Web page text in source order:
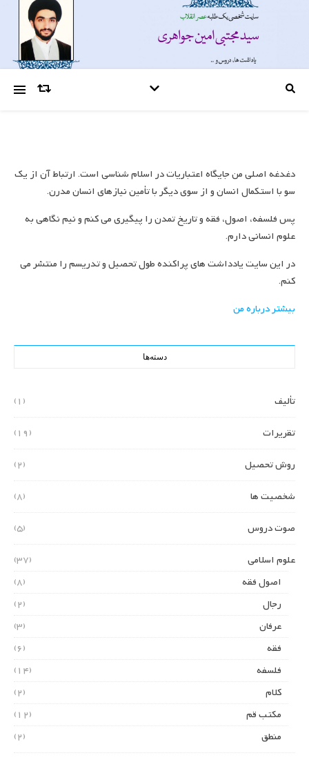
دغدغه اصلی من جایگاه اعتباریات در اسلام شناسی است. ارتباط آن از یک
سو با استکمال انسان و از سوی دیگر با تأمین نیازهای انسان مدرن.
پس فلسفه، اصول، فقه و تاریخ تمدن را پیگیری می کنم و نیم نگاهی به
علوم انسانی دارم.
در این سایت یادداشت های پراکنده طول تحصیل و تدریسم را منتشر می
کنم.
بیشتر درباره من
دسته‌ها
تألیف
(1)
تقریرات
(19)
روش تحصیل
(2)
شخصیت ها
(8)
صوت دروس
(5)
علوم اسلامی
(37)
اصول فقه
(8)
رجال
(2)
عرفان
(3)
فقه
(6)
فلسفه
(14)
کلام
(2)
مکتب قم
(12)
منطق
(2)